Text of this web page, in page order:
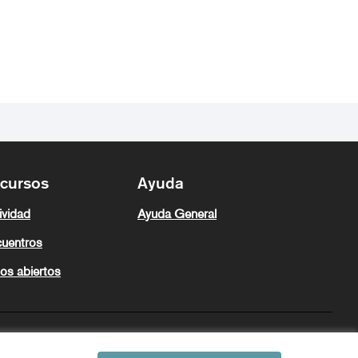
abiertos
Ayuda
Ayuda General
Aukeratu hizkuntza